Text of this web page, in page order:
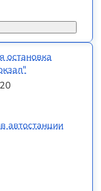
остановка
автостанции